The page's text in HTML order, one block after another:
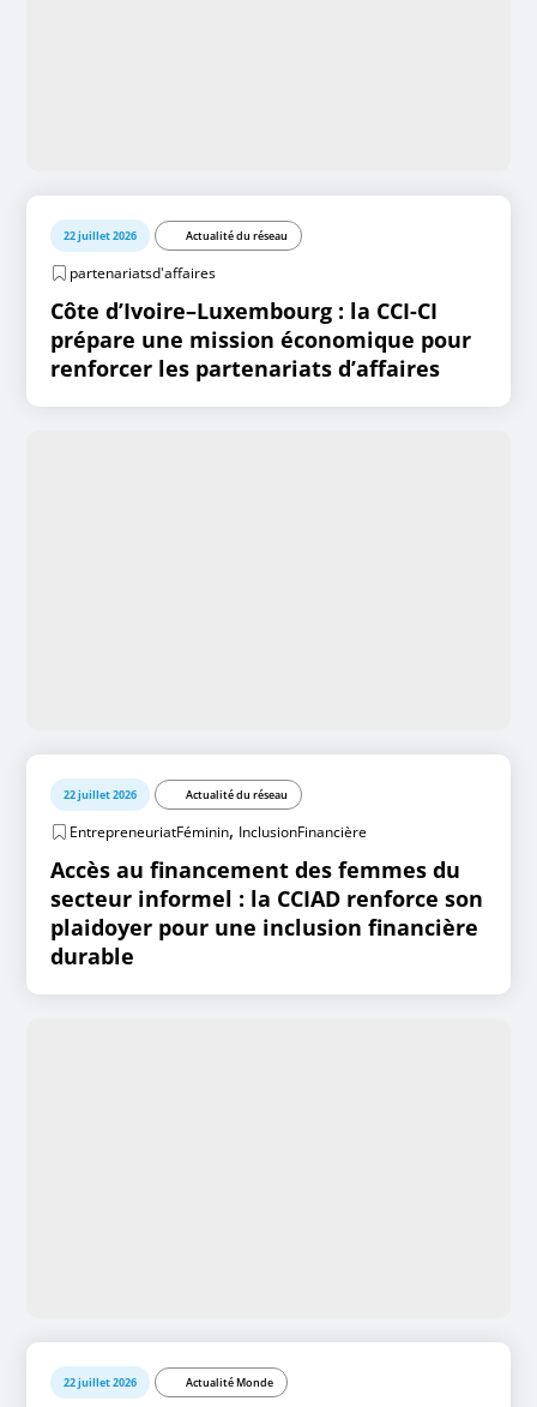
22 juillet 2026 Actualité du réseau
partenariatsd'affaires
Côte d’Ivoire–Luxembourg : la CCI-CI
prépare une mission économique pour
renforcer les partenariats d’affaires
22 juillet 2026 Actualité du réseau
EntrepreneuriatFéminin, InclusionFinancière
Accès au financement des femmes du
secteur informel : la CCIAD renforce son
plaidoyer pour une inclusion financière
durable
22 juillet 2026 Actualité Monde